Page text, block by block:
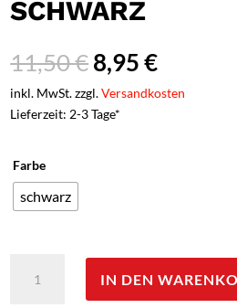
SCHWARZ
11,50€Ursprünglicher
Preis
war:
11,50 €
8,95€
Preis
ist:
inkl. MwSt. zzgl.Versandkosten
Lieferzeit: 2-3 Tage*
Farbe
schwarz
Ersatzspitzen
IN DEN